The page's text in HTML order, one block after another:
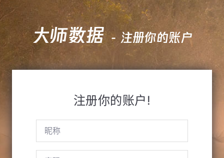
大师数据 - 注册你的账户
注册你的账户!